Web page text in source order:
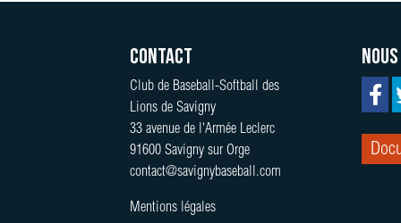
Contact
Club de Baseball-Softball des
Lions de Savigny
33 avenue de l'Armée Leclerc
91600 Savigny sur Orge
contact@savignybaseball.com
Mentions légales